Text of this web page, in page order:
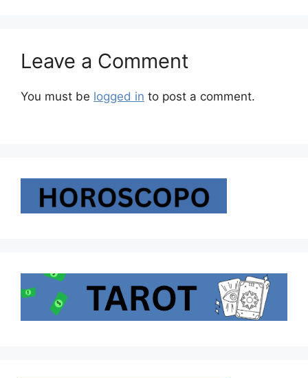
Leave a Comment
You must be logged in to post a comment.